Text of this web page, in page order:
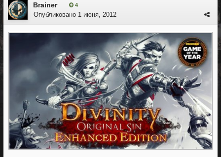
Brainer 4
Опубликовано 1 июня, 2012